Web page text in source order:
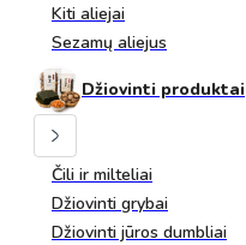
Kiti aliejai
Sezamų aliejus
Džiovinti produktai
Čili ir milteliai
Džiovinti grybai
Džiovinti jūros dumbliai